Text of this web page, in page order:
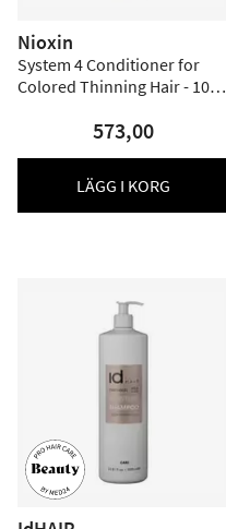
Nioxin
System 4 Conditioner for
Colored Thinning Hair - 1000
573,00
LÄGG I KORG